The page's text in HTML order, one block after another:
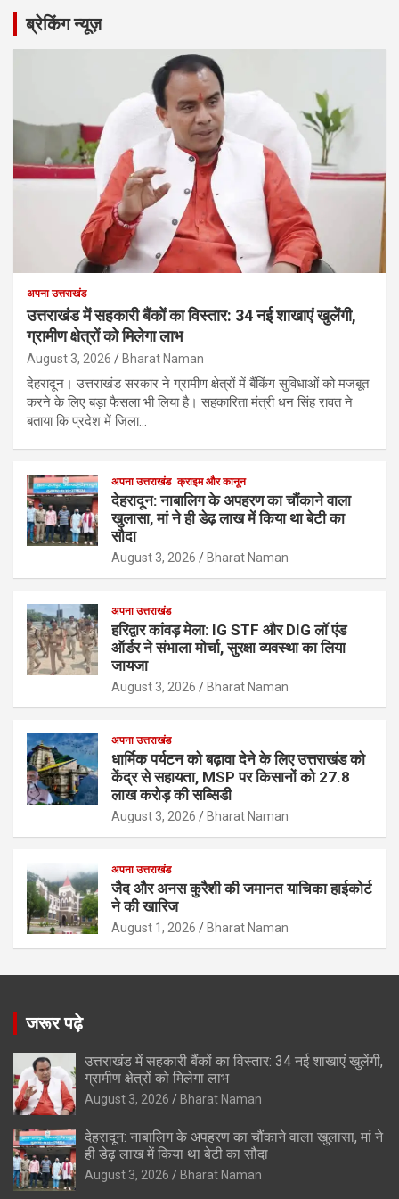
ब्रेकिंग न्यूज़
अपना उत्तराखंड
उत्तराखंड में सहकारी बैंकों का विस्तार: 34 नई शाखाएं खुलेंगी,
ग्रामीण क्षेत्रों को मिलेगा लाभ
August 3, 2026 Bharat Naman
देहरादून। उत्तराखंड सरकार ने ग्रामीण क्षेत्रों में बैंकिंग सुविधाओं को मजबूत
करने के लिए बड़ा फैसला भी लिया है। सहकारिता मंत्री धन सिंह रावत ने
बताया कि प्रदेश में जिला…
अपना उत्तराखंड क्राइम और कानून
देहरादून: नाबालिग के अपहरण का चौंकाने वाला
खुलासा, मां ने ही डेढ़ लाख में किया था बेटी का
सौदा
August 3, 2026 Bharat Naman
अपना उत्तराखंड
हरिद्वार कांवड़ मेला: IG STF और DIG लॉ एंड
ऑर्डर ने संभाला मोर्चा, सुरक्षा व्यवस्था का लिया
जायजा
August 3, 2026 Bharat Naman
अपना उत्तराखंड
धार्मिक पर्यटन को बढ़ावा देने के लिए उत्तराखंड को
केंद्र से सहायता, MSP पर किसानों को 27.8
लाख करोड़ की सब्सिडी
August 3, 2026 Bharat Naman
अपना उत्तराखंड
जैद और अनस कुरैशी की जमानत याचिका हाईकोर्ट
ने की खारिज
August 1, 2026 Bharat Naman
जरूर पढ़े
उत्तराखंड में सहकारी बैंकों का विस्तार: 34 नई शाखाएं खुलेंगी,
ग्रामीण क्षेत्रों को मिलेगा लाभ
August 3, 2026 Bharat Naman
देहरादून: नाबालिग के अपहरण का चौंकाने वाला खुलासा, मां ने
ही डेढ़ लाख में किया था बेटी का सौदा
August 3, 2026 Bharat Naman